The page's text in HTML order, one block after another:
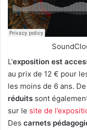
L’exposition est
au prix de 12 € pour
les moins de 6 ans.
réduits sont
sur le site de
Des carnets